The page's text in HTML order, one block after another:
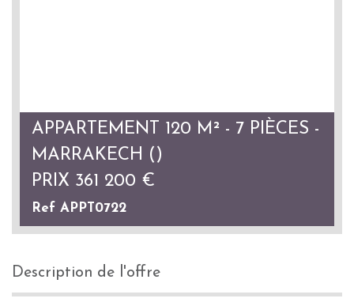
APPARTEMENT 120 M² - 7 PIÈCES -
MARRAKECH ()
PRIX 361 200 €
Ref APPT0722
description de l'offre